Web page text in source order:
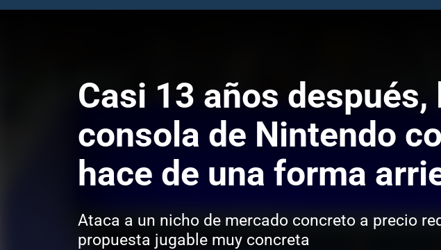
Casi 13 años después,
consola de Nintendo
hace de una forma
Ataca a un nicho de mercado concreto a precio
propuesta jugable muy concreta